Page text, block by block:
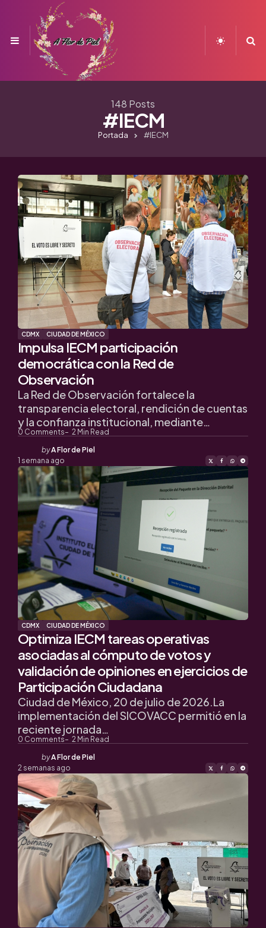
Menu
148 Posts
#IECM
Portada #IECM
CDMX CIUDAD DE MÉXICO
Impulsa IECM participación
democrática con la Red de
Observación
0 Comments 2 Min Read
La Red de Observación fortalece la
transparencia electoral, rendición de cuentas
y la confianza institucional, mediante…
Posted
by
byA Flor de Piel
1 semana ago
CDMX CIUDAD DE MÉXICO
Optimiza IECM tareas operativas
asociadas al cómputo de votos y
validación de opiniones en ejercicios de
Participación Ciudadana
0 Comments 2 Min Read
Ciudad de México, 20 de julio de 2026.La
implementación del SICOVACC permitió en la
reciente jornada…
Posted
by
byA Flor de Piel
2 semanas ago